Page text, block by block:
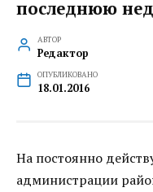
последнюю
АВТОР
Редактор
ОПУБЛИКОВАНО
18.01.2016
На постоянно
администрации